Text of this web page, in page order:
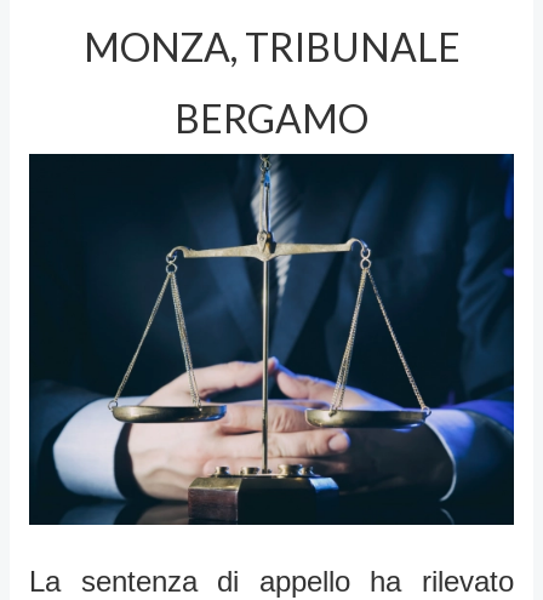
MONZA, TRIBUNALE
BERGAMO
La sentenza di appello ha rilevato